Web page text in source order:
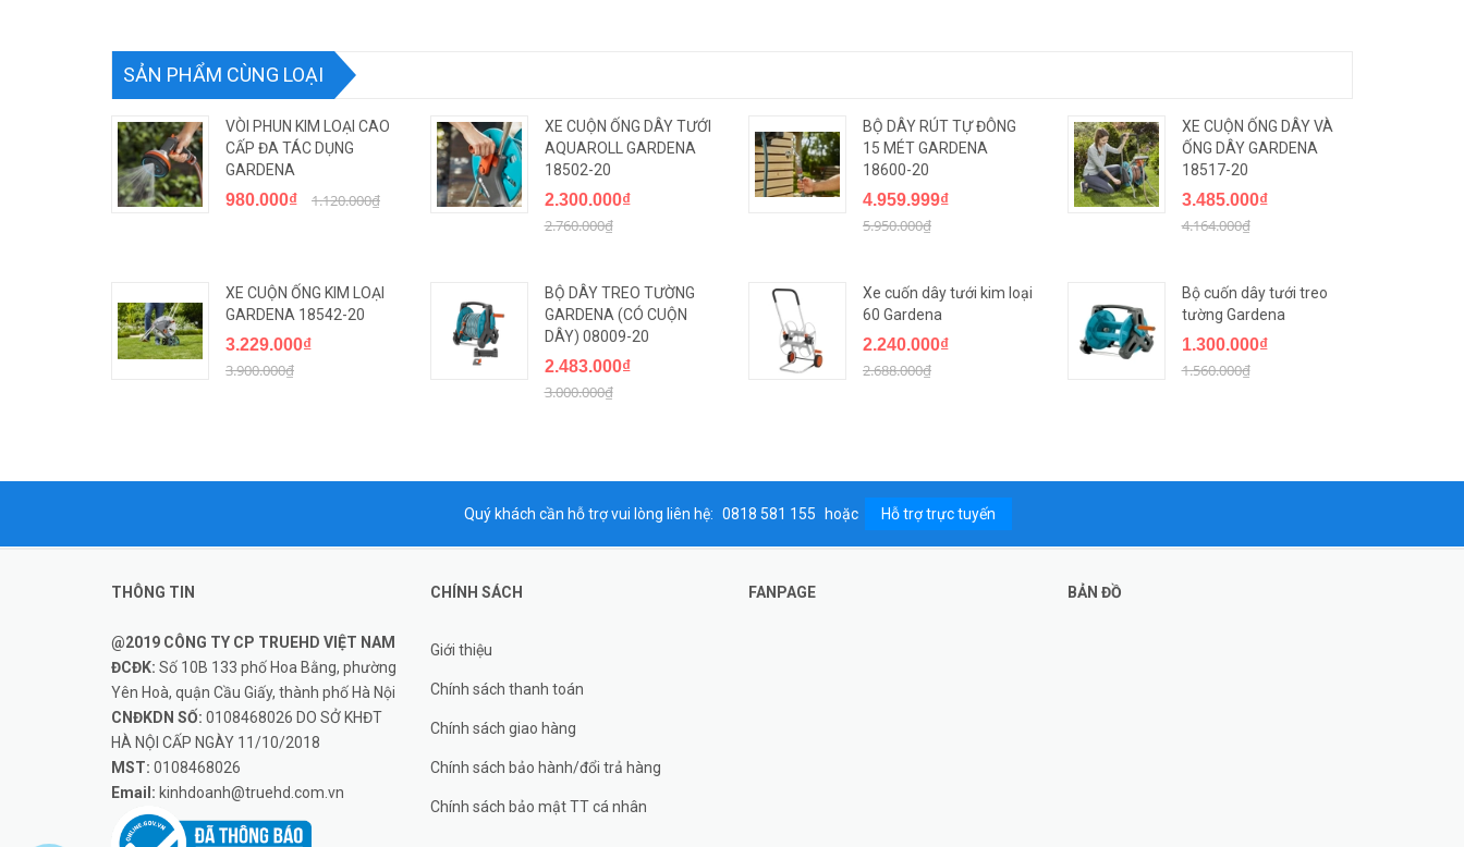
SẢN PHẨM CÙNG LOẠI
VÒI PHUN KIM LOẠI CAO
CẤP ĐA TÁC DỤNG
GARDENA
980.000₫ 1.120.000₫
XE CUỘN ỐNG DÂY TƯỚI
AQUAROLL GARDENA
18502-20
2.300.000₫
2.760.000₫
BỘ DÂY RÚT TỰ ĐÔNG
15 MÉT GARDENA
18600-20
4.959.999₫
5.950.000₫
XE CUỘN ỐNG DÂY VÀ
ỐNG DÂY GARDENA
18517-20
3.485.000₫
4.164.000₫
XE CUỘN ỐNG KIM LOẠI
GARDENA 18542-20
3.229.000₫
3.900.000₫
BỘ DÂY TREO TƯỜNG
GARDENA (CÓ CUỘN
DÂY) 08009-20
2.483.000₫
3.000.000₫
Xe cuốn dây tưới kim loại
60 Gardena
2.240.000₫
2.688.000₫
Bộ cuốn dây tưới treo
tường Gardena
1.300.000₫
1.560.000₫
Quý khách cần hỗ trợ vui lòng liên hệ: 0818 581 155 hoặc Hỗ trợ trực tuyến
THÔNG TIN
@2019 CÔNG TY CP TRUEHD VIỆT NAM
ĐCĐK: Số 10B 133 phố Hoa Bằng, phường
Yên Hoà, quận Cầu Giấy, thành phố Hà Nội
CNĐKDN SỐ: 0108468026 DO SỞ KHĐT
HÀ NỘI CẤP NGÀY 11/10/2018
MST: 0108468026
Email: kinhdoanh@truehd.com.vn
CHÍNH SÁCH
Giới thiệu
Chính sách thanh toán
Chính sách giao hàng
Chính sách bảo hành/đổi trả hàng
Chính sách bảo mật TT cá nhân
FANPAGE BẢN ĐỒ